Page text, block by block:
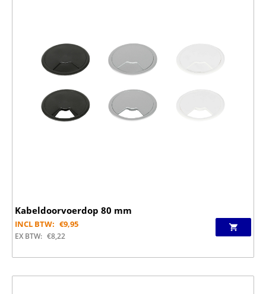
Kabeldoorvoerdop 80 mm
INCL BTW: €9,95
EX BTW: €8,22